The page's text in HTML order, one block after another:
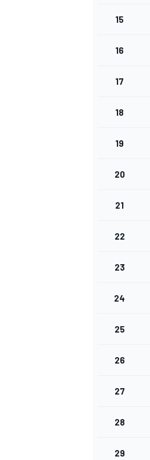
15
16
17
18
19
20
21
22
23
24
25
26
27
28
29